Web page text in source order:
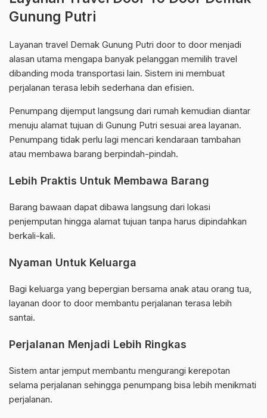
Gunung Putri
Layanan travel Demak Gunung Putri door to door menjadi
alasan utama mengapa banyak pelanggan memilih travel
dibanding moda transportasi lain. Sistem ini membuat
perjalanan terasa lebih sederhana dan efisien.
Penumpang dijemput langsung dari rumah kemudian diantar
menuju alamat tujuan di Gunung Putri sesuai area layanan.
Penumpang tidak perlu lagi mencari kendaraan tambahan
atau membawa barang berpindah-pindah.
Lebih Praktis Untuk Membawa Barang
Barang bawaan dapat dibawa langsung dari lokasi
penjemputan hingga alamat tujuan tanpa harus dipindahkan
berkali-kali.
Nyaman Untuk Keluarga
Bagi keluarga yang bepergian bersama anak atau orang tua,
layanan door to door membantu perjalanan terasa lebih
santai.
Perjalanan Menjadi Lebih Ringkas
Sistem antar jemput membantu mengurangi kerepotan
selama perjalanan sehingga penumpang bisa lebih menikmati
perjalanan.